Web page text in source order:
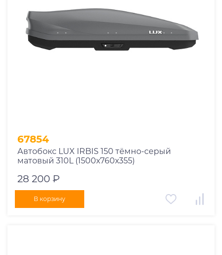
67854
Автобокс LUX IRBIS 150 тёмно-серый
матовый 310L (1500х760х355)
28 200 ₽
В корзину